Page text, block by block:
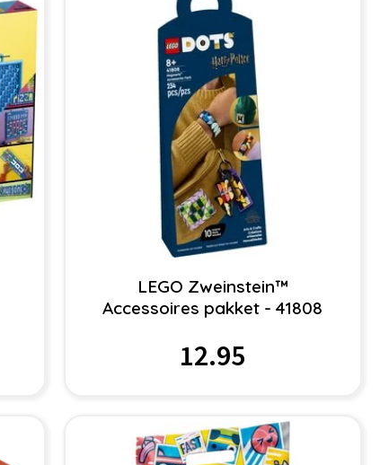
LEGO Zweinstein™
Accessoires pakket - 41808
12.95